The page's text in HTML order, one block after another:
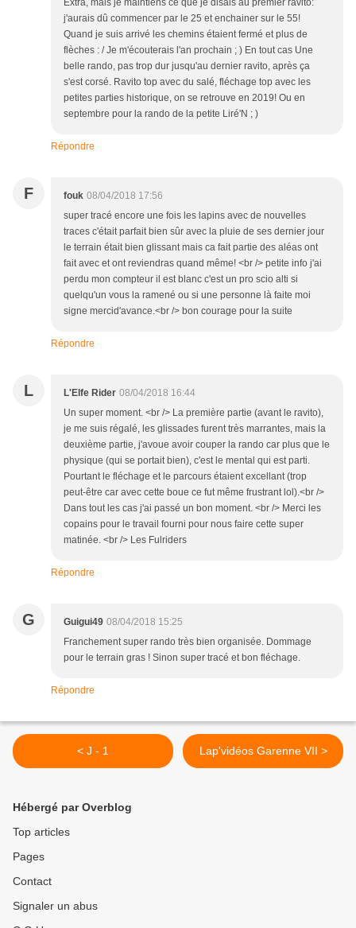
Extra, mais je maintiens ce que je disais au premier ravito:
j'aurais dû commencer par le 25 et enchainer sur le 55!
Quand je suis arrivé les chemins étaient fermé et plus de
flèches : / Je m'écouterais l'an prochain ; ) En tout cas Une
belle rando, pas trop dur jusqu'au dernier ravito, après ça
s'est corsé. Ravito top avec du salé, fléchage top avec les
petites parties historique, on se retrouve en 2019! Ou en
septembre pour la rando de la petite Liré'N ; )
Répondre
F fouk 08/04/2018 17:56
super tracé encore une fois les lapins avec de nouvelles
traces c'était parfait bien sûr avec la pluie de ses dernier jour
le terrain était bien glissant mais ca fait partie des aléas ont
fait avec et ont reviendras quand même! <br /> petite info j'ai
perdu mon compteur il est blanc c'est un pro scio alti si
quelqu'un vous la ramené ou si une personne là faite moi
signe mercid'avance.<br /> bon courage pour la suite
Répondre
L L'Elfe Rider 08/04/2018 16:44
Un super moment. <br /> La première partie (avant le ravito),
je me suis régalé, les glissades furent très marrantes, mais la
deuxième partie, j'avoue avoir couper la rando car plus que le
physique (qui se portait bien), c'est le mental qui est parti.
Pourtant le fléchage et le parcours étaient excellant (trop
peut-être car avec cette boue ce fut même frustrant lol).<br />
Dans tout les cas j'ai passé un bon moment. <br /> Merci les
copains pour le travail fourni pour nous faire cette super
matinée. <br /> Les Fulriders
Répondre
G Guigui49 08/04/2018 15:25
Franchement super rando très bien organisée. Dommage
pour le terrain gras ! Sinon super tracé et bon fléchage.
Répondre
< J - 1 Lap'vidéos Garenne VII >
Hébergé par Overblog
Top articles
Pages
Contact
Signaler un abus